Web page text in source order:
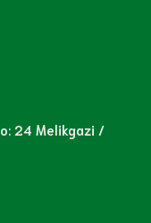
24 Melikgazi /